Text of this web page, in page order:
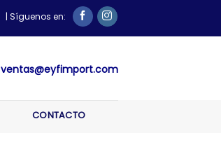
| Síguenos en:
ventas@eyfimport.com
CONTACTO